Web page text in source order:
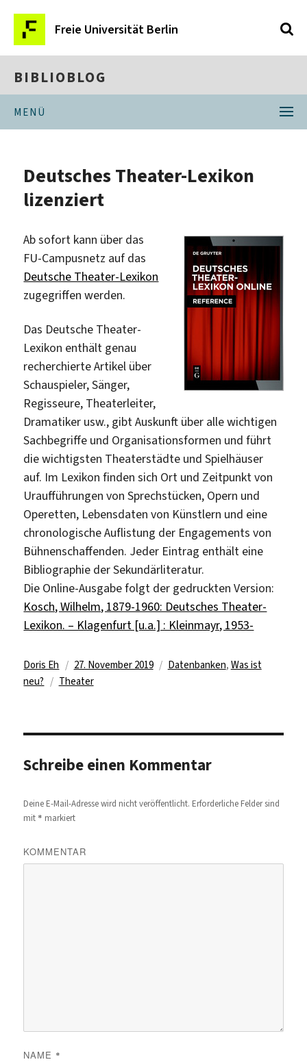
Freie Universität Berlin
BIBLIOBLOG
MENÜ
Deutsches Theater-Lexikon
lizenziert
Ab sofort kann über das
FU-Campusnetz auf das
Deutsche Theater-Lexikon
zugegriffen werden.
Das Deutsche Theater-
Lexikon enthält genau
recherchierte Artikel über
Schauspieler, Sänger,
Regisseure, Theaterleiter,
Dramatiker usw., gibt Auskunft über alle wichtigen
Sachbegriffe und Organisationsformen und führt
die wichtigsten Theaterstädte und Spielhäuser
auf. Im Lexikon finden sich Ort und Zeitpunkt von
Uraufführungen von Sprechstücken, Opern und
Operetten, Lebensdaten von Künstlern und eine
chronologische Auflistung der Engagements von
Bühnenschaffenden. Jeder Eintrag enthält eine
Bibliographie der Sekundärliteratur.
Die Online-Ausgabe folgt der gedruckten Version:
Kosch, Wilhelm, 1879-1960: Deutsches Theater-
Lexikon. – Klagenfurt [u.a.] : Kleinmayr, 1953-
Autor
Doris Eh
Veröffentlicht
am
27. November 2019 Kategorien
Datenbanken, Was ist
neu?
Schlagwörter
Theater
Schreibe einen Kommentar
Deine E-Mail-Adresse wird nicht veröffentlicht. Erforderliche Felder sind
mit * markiert
KOMMENTAR
NAME *